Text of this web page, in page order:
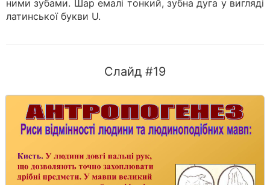
ними зубами. Шар емалі тонкий, зубна дуга у вигляді
латинської букви U.
Слайд #19